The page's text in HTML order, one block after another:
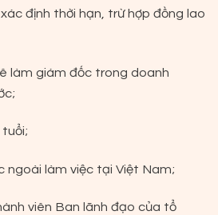
định thời hạn, trừ hợp đồng lao
làm giám đốc trong doanh
ngoài làm việc tại Việt Nam;
viên Ban lãnh đạo của tổ